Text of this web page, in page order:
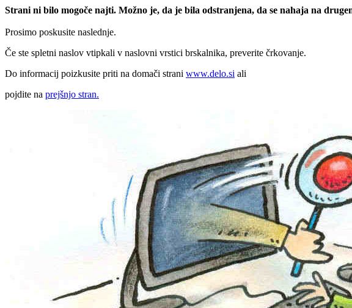
Strani ni bilo mogoče najti. Možno je, da je bila odstranjena, da se nahaja na
Prosimo poskusite naslednje.
Če ste spletni naslov vtipkali v naslovni vrstici brskalnika, preverite črkovanje.
Do informacij poizkusite priti na domači strani www.delo.si ali
pojdite na prejšnjo stran.